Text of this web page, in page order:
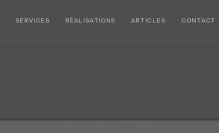
SERVICES RÉALISATIONS ARTICLES CONTACT